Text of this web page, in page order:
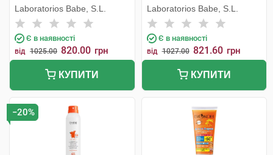
флакон
Laboratorios Babe, S.L.
Є в наявності
від 1025.00 820.00 грн
КУПИТИ
фільтром з пантенолом та
пребіотиком з SPF50 50 мл 1
флакон
Laboratorios Babe, S.L.
Є в наявності
від 1027.00 821.60 грн
КУПИТИ
−20%